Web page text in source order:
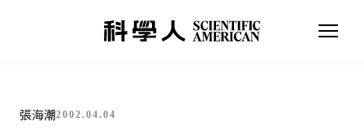
張海潮2002.04.04